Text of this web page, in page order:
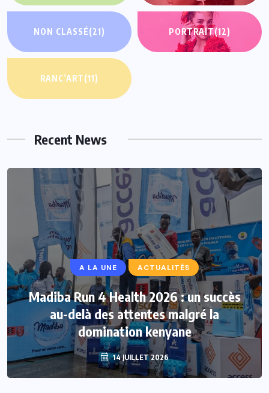
NON CLASSÉ(21) PORTRAIT(12)
RANC’ART(11)
Recent News
A LA UNE ACTUALITÉS
Madiba Run 4 Health 2026 : un succès
au-delà des attentes malgré la
domination kenyane
14 JUILLET 2026